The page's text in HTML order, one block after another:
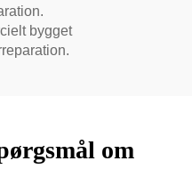
bygget
om